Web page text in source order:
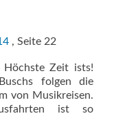
, Seite 22
Zeit ists!
folgen die
von Musikreisen.
ist so